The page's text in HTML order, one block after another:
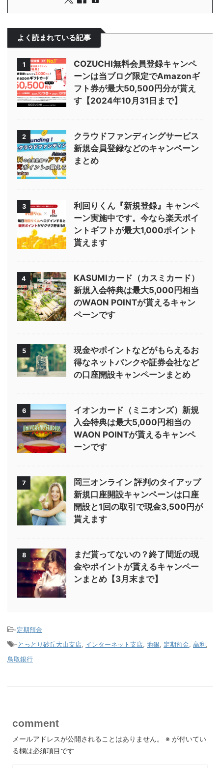
よく読まれている記事
1
COZUCHI無料会員登録キャンペ
ーンは当ブログ限定でAmazonギ
フト券が最大50,500円分が貰え
す【2024年10月31日まで】
2
クラウドファンディングサービス
新規会員登録などのキャンペーン
まとめ
3
利回りくん『新規登録』キャンペ
ーン実施中です。今なら楽天ポイ
ントギフトが最大1,000ポイント
貰えます
4
KASUMIカード（カスミカード）
新規入会特典は最大5,000円相当
のWAON POINTが貰えるキャン
ペーンです
5
現金やポイントなどがもらえるお
得なネットバンクや証券会社など
の口座開設キャンペーンまとめ
6
イオンカード（ミニオンズ）新規
入会特典は最大5,000円相当の
WAON POINTが貰えるキャンペ
ーンです
7
岡三オンライン 評判のタイアップ
新規口座開設キャンペーンは口座
開設と1回の取引で現金3,500円が
貰えます
8
まだ貰ってないの？終了間近の現
金やポイントが貰えるキャンペー
ンまとめ【3月末まで】
-定期預金
-とっとり砂丘大山支店 インターネット支店 地銀 定期預金 高利
鳥取銀行
comment
メールアドレスが公開されることはありません。 ※ が付いてい
る欄は必須項目です